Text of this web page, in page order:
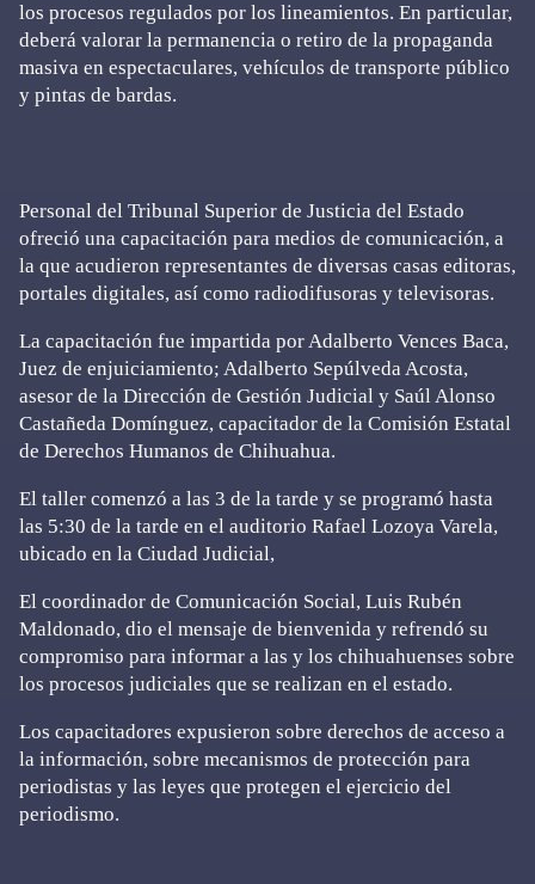
los procesos regulados por los lineamientos. En particular,
deberá valorar la permanencia o retiro de la propaganda
masiva en espectaculares, vehículos de transporte público
y pintas de bardas.
Personal del Tribunal Superior de Justicia del Estado
ofreció una capacitación para medios de comunicación, a
la que acudieron representantes de diversas casas editoras,
portales digitales, así como radiodifusoras y televisoras.
La capacitación fue impartida por Adalberto Vences Baca,
Juez de enjuiciamiento; Adalberto Sepúlveda Acosta,
asesor de la Dirección de Gestión Judicial y Saúl Alonso
Castañeda Domínguez, capacitador de la Comisión Estatal
de Derechos Humanos de Chihuahua.
El taller comenzó a las 3 de la tarde y se programó hasta
las 5:30 de la tarde en el auditorio Rafael Lozoya Varela,
ubicado en la Ciudad Judicial,
El coordinador de Comunicación Social, Luis Rubén
Maldonado, dio el mensaje de bienvenida y refrendó su
compromiso para informar a las y los chihuahuenses sobre
los procesos judiciales que se realizan en el estado.
Los capacitadores expusieron sobre derechos de acceso a
la información, sobre mecanismos de protección para
periodistas y las leyes que protegen el ejercicio del
periodismo.